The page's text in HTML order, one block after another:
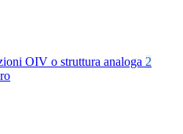
OIV o struttura analoga 2